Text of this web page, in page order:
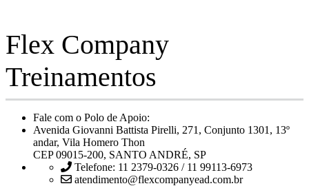
Flex Company
Treinamentos
Fale com o Polo de Apoio:
Avenida Giovanni Battista Pirelli, 271, Conjunto 1301, 13º
andar, Vila Homero Thon
CEP 09015-200, SANTO ANDRÉ, SP
Telefone: 11 2379-0326 / 11 99113-6973
atendimento@flexcompanyead.com.br